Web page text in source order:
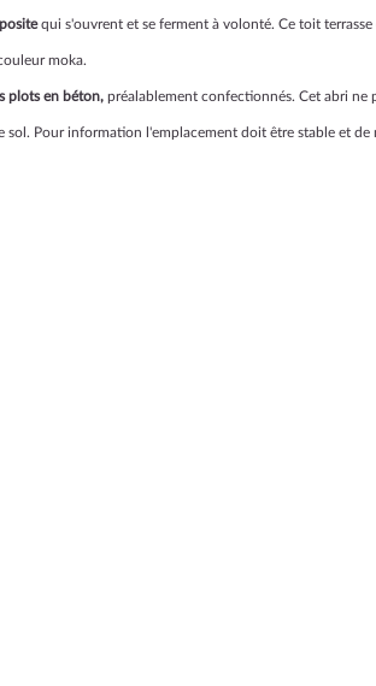
qui s'ouvrent et se ferment à volonté. Ce toit terrasse
moka.
plots en béton, préalablement confectionnés. Cet abri ne
Pour information l'emplacement doit être stable et de